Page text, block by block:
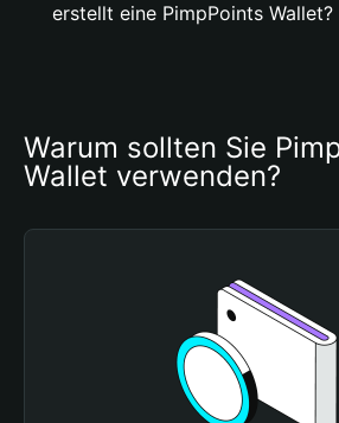
erstellt eine PimpPoints Wallet?
Warum sollten Sie
Wallet verwenden?